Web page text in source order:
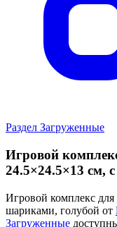
Раздел Загруженные
Игровой
24.5×24.5×13 см,
Игровой комплекс
шариками, голубой от
Загруженные